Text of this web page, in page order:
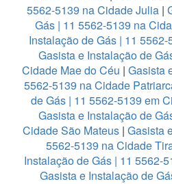
5562-5139 na Cidade Julia |
Gás | 11 5562-5139 na
Instalação de Gás | 11
Gasista e Instalação de
Cidade Mae do Céu | Gasista
5562-5139 na Cidade
de Gás | 11 5562-5139 em
Gasista e Instalação de
Cidade São Mateus | Gasista
5562-5139 na Cidade
Instalação de Gás | 11 5562-
Gasista e Instalação de